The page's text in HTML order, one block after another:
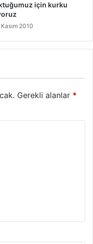
için kurku
2010
Gerekli alanlar *